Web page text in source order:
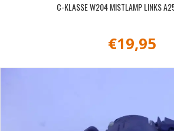
C-KLASSE W204 MISTLAMP LINKS
€19,95